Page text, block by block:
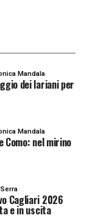
sta
–
Mandala
dei lariani per
Mandala
Como: nel mirino
Cagliari 2026
e in uscita